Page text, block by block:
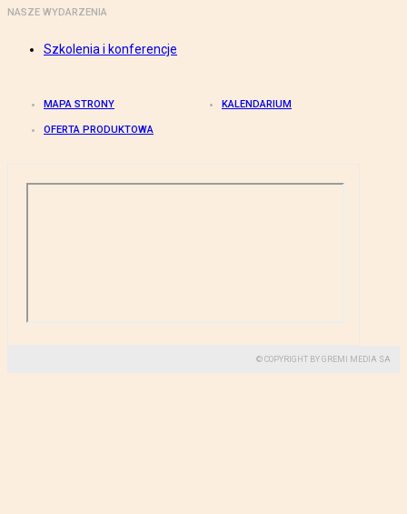
NASZE WYDARZENIA
Szkolenia i konferencje
MAPA STRONY KALENDARIUM
OFERTA PRODUKTOWA
© COPYRIGHT BY GREMI MEDIA SA